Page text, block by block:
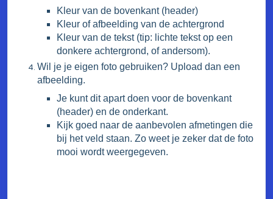
Kleur van de bovenkant (header)
Kleur of afbeelding van de achtergrond
Kleur van de tekst (tip: lichte tekst op een
donkere achtergrond, of andersom).
Wil je je eigen foto gebruiken? Upload dan een
afbeelding.
Je kunt dit apart doen voor de bovenkant
(header) en de onderkant.
Kijk goed naar de aanbevolen afmetingen die
bij het veld staan. Zo weet je zeker dat de foto
mooi wordt weergegeven.